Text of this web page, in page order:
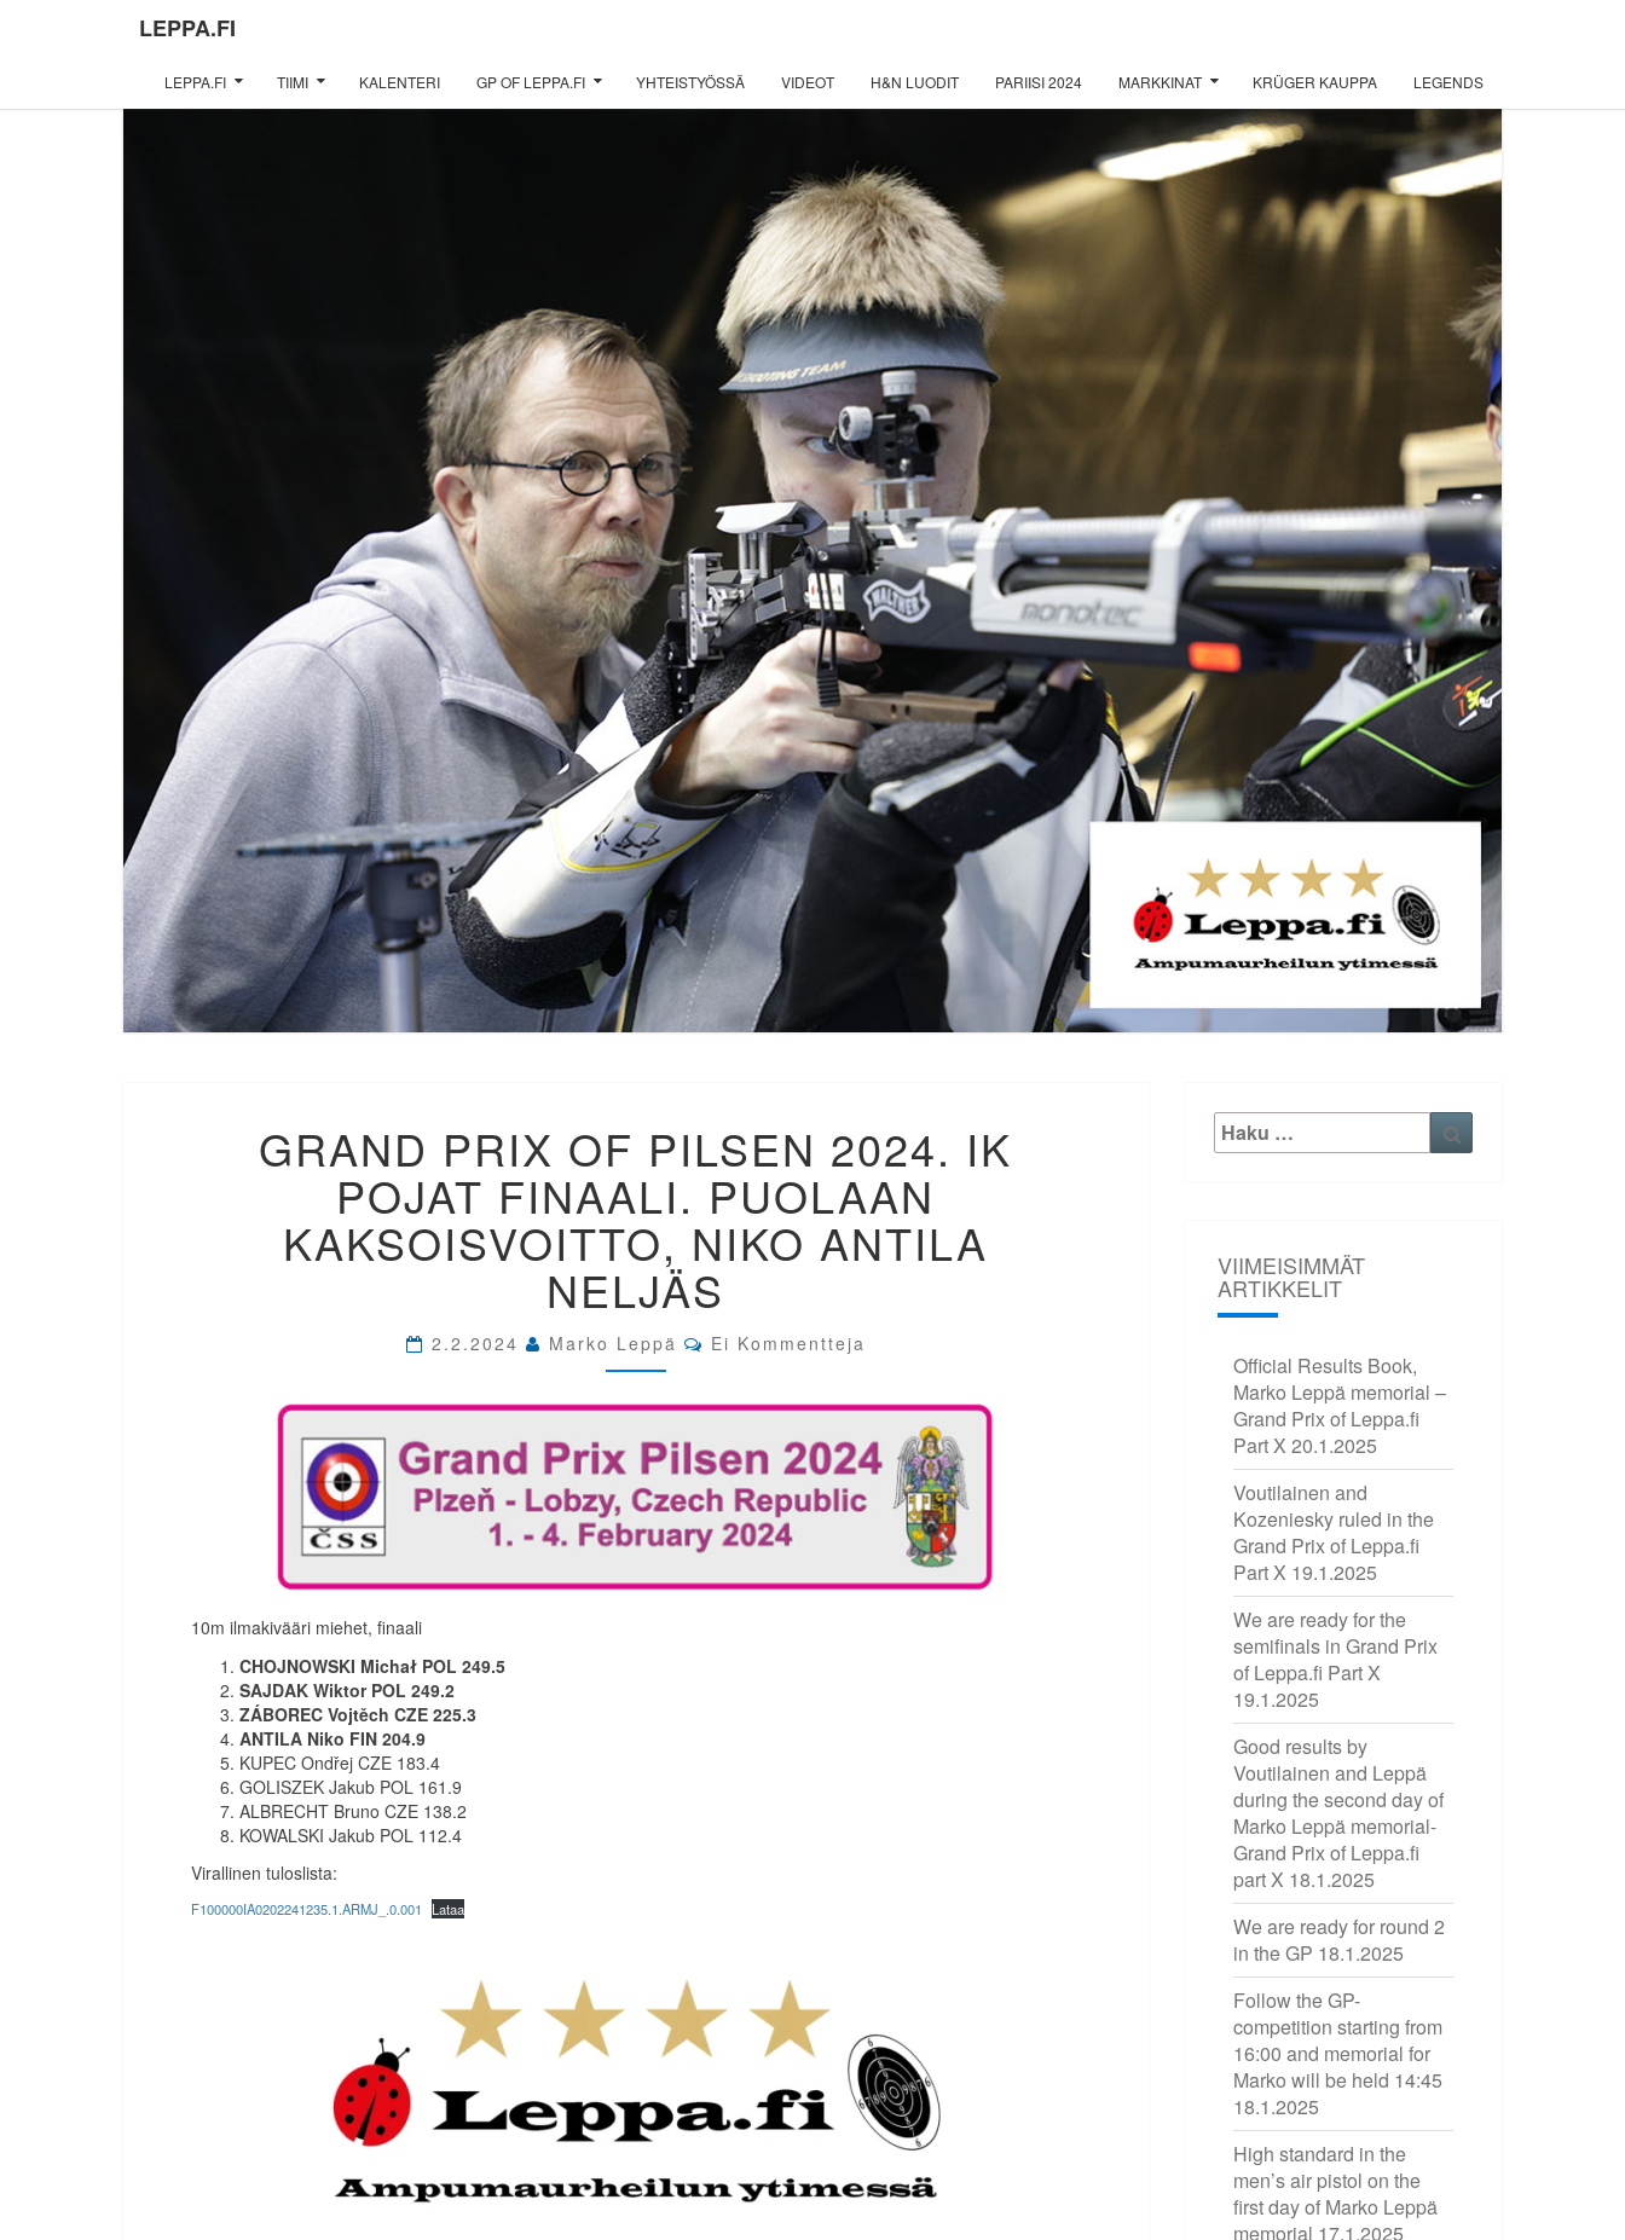
LEPPA.FI
LEPPA.FI TIIMI KALENTERI GP OF LEPPA.FI YHTEISTYÖSSÄ VIDEOT H&N LUODIT PARIISI 2024 MARKKINAT KRÜGER KAUPPA LEGENDS
PRIX
OF
PILSEN
2024.
IK
POJAT
FINAALI.
PUOLAAN
NIKO
ANTILA
NELJÄS
GRAND PRIX OF PILSEN 2024. IK
POJAT FINAALI. PUOLAAN
KAKSOISVOITTO, NIKO ANTILA
NELJÄS
2.2.2024 Marko Leppä Comments
Ei Kommentteja
10m ilmakivääri miehet, finaali
CHOJNOWSKI Michał POL 249.5
SAJDAK Wiktor POL 249.2
ZÁBOREC Vojtěch CZE 225.3
ANTILA Niko FIN 204.9
KUPEC Ondřej CZE 183.4
GOLISZEK Jakub POL 161.9
ALBRECHT Bruno CZE 138.2
KOWALSKI Jakub POL 112.4
Virallinen tuloslista:
F100000IA0202241235.1.ARMJ_.0.001 Lataa
Etsi:
VIIMEISIMMÄT
ARTIKKELIT
Official Results Book,
Marko Leppä memorial –
Grand Prix of Leppa.fi
Part X 20.1.2025
Voutilainen and
Kozeniesky ruled in the
Grand Prix of Leppa.fi
Part X 19.1.2025
We are ready for the
semifinals in Grand Prix
of Leppa.fi Part X
19.1.2025
Good results by
Voutilainen and Leppä
during the second day of
Marko Leppä memorial-
Grand Prix of Leppa.fi
part X 18.1.2025
We are ready for round 2
in the GP 18.1.2025
Follow the GP-
competition starting from
16:00 and memorial for
Marko will be held 14:45
18.1.2025
High standard in the
men’s air pistol on the
first day of Marko Leppä
memorial 17.1.2025